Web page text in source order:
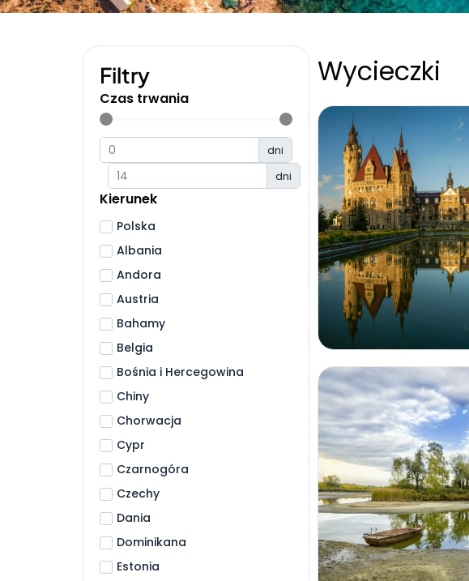
Filtry
Czas trwania
dni
dni
Kierunek
Polska
Albania
Andora
Austria
Bahamy
Belgia
Bośnia i Hercegowina
Chiny
Chorwacja
Cypr
Czarnogóra
Czechy
Dania
Dominikana
Estonia
Wycieczki